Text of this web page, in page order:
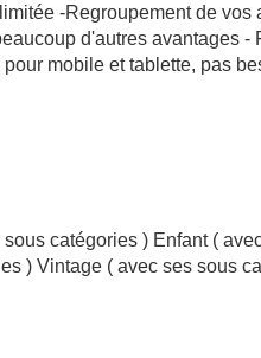
-Regroupement de
d'autres avantages
mobile et tablette, pas
catégories ) Enfant (
) Vintage ( avec ses sous